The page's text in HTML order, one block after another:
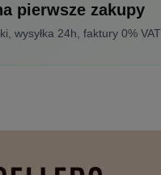
pierwsze zakupy
wysyłka 24h, faktury 0%